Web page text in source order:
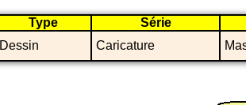
Type
Série
Dessin Caricature